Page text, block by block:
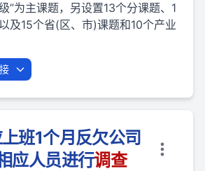
”为主课题，另设置13个分课题、1
及15个省(区、市)课题和10个产业
班1个月反欠公司
应人员进行调查